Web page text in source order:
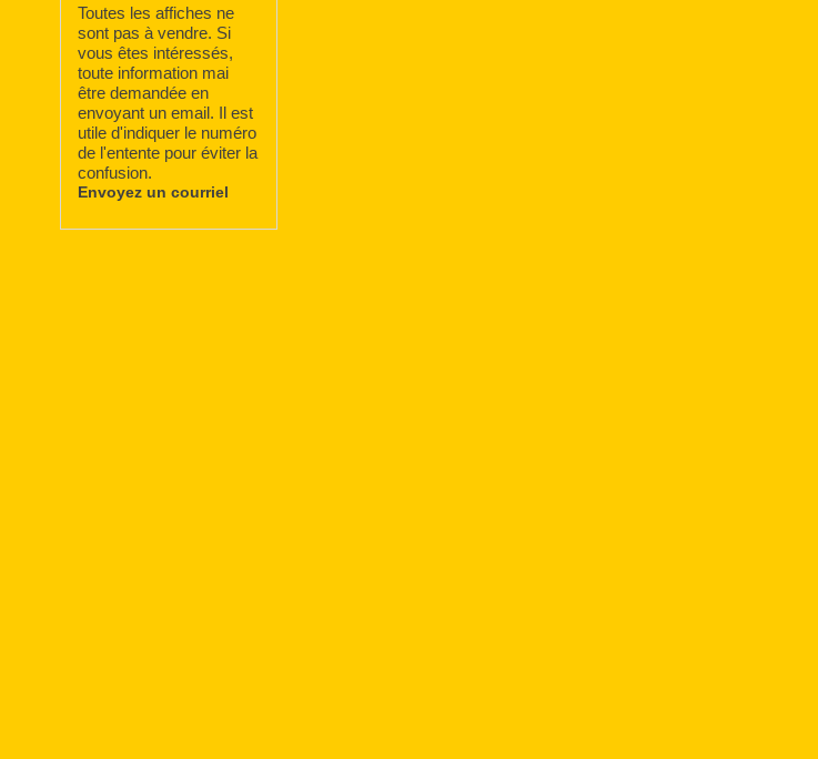
Toutes les affiches ne
sont pas à vendre. Si
vous êtes intéressés,
toute information mai
être demandée en
envoyant un email. Il est
utile d'indiquer le numéro
de l'entente pour éviter la
confusion.
Envoyez un courriel